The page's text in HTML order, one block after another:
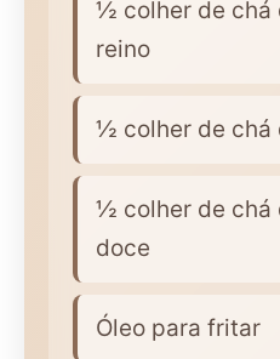
½ colher de chá
reino
½ colher de chá
½ colher de chá
doce
Óleo para fritar